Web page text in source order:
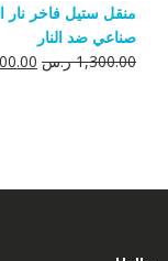
هو:
550.00 ر.س.
منقل ستيل فاخر نار
صناعي ضد النار
1,300.00 ر.س السعر